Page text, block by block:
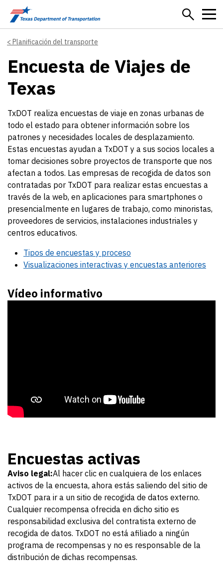
Skip to main content
Planificación del transporte
Encuesta de Viajes de
Texas
TxDOT realiza encuestas de viaje en zonas urbanas de
todo el estado para obtener información sobre los
patrones y necesidades locales de desplazamiento.
Estas encuestas ayudan a TxDOT y a sus socios locales a
tomar decisiones sobre proyectos de transporte que nos
afectan a todos. Las empresas de recogida de datos son
contratadas por TxDOT para realizar estas encuestas a
través de la web, en aplicaciones para smartphones o
presencialmente en lugares de trabajo, como minoristas,
proveedores de servicios, instalaciones industriales y
centros educativos.
Tipos de encuestas y proceso
Visualizaciones interactivas y encuestas anteriores
Vídeo informativo
Encuestas activas
Aviso legal:Al hacer clic en cualquiera de los enlaces
activos de la encuesta, ahora estás saliendo del sitio de
TxDOT para ir a un sitio de recogida de datos externo.
Cualquier recompensa ofrecida en dicho sitio es
responsabilidad exclusiva del contratista externo de
recogida de datos. TxDOT no está afiliado a ningún
programa de recompensas y no es responsable de la
distribución de dichas recompensas.